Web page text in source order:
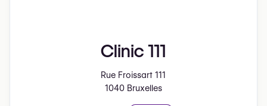
Clinic 111
Rue Froissart 111
1040 Bruxelles